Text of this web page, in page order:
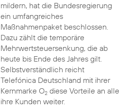
mildern, hat die Bundesregierung
ein umfangreiches
Maßnahmenpaket beschlossen.
Dazu zählt die temporäre
Mehrwertsteuersenkung, die ab
heute bis Ende des Jahres gilt.
Selbstverständlich reicht
Telefónica Deutschland mit ihrer
Kernmarke O2diese Vorteile an alle
ihre Kunden weiter.